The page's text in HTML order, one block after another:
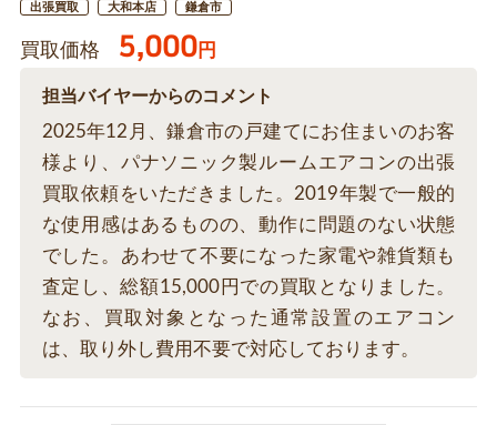
出張買取 大和本店 鎌倉市
買取価格 5,000円
担当バイヤーからのコメント
2025年12月、鎌倉市の戸建てにお住まいのお客
様より、パナソニック製ルームエアコンの出張
買取依頼をいただきました。2019年製で一般的
な使用感はあるものの、動作に問題のない状態
でした。あわせて不要になった家電や雑貨類も
査定し、総額15,000円での買取となりました。
なお、買取対象となった通常設置のエアコン
は、取り外し費用不要で対応しております。